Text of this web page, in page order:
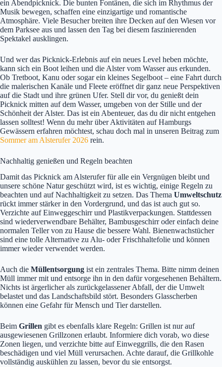
ein Abendpicknick. Die bunten Fontänen, die sich im Rhythmus der
Musik bewegen, schaffen eine einzigartige und romantische
Atmosphäre. Viele Besucher breiten ihre Decken auf den Wiesen vor
dem Parksee aus und lassen den Tag bei diesem faszinierenden
Spektakel ausklingen.
Und wer das Picknick-Erlebnis auf ein neues Level heben möchte,
kann sich ein Boot leihen und die Alster vom Wasser aus erkunden.
Ob Tretboot, Kanu oder sogar ein kleines Segelboot – eine Fahrt durch
die malerischen Kanäle und Fleete eröffnet dir ganz neue Perspektiven
auf die Stadt und ihre grünen Ufer. Stell dir vor, du genießt dein
Picknick mitten auf dem Wasser, umgeben von der Stille und der
Schönheit der Alster. Das ist ein Abenteuer, das du dir nicht entgehen
lassen solltest! Wenn du mehr über Aktivitäten auf Hamburgs
Gewässern erfahren möchtest, schau doch mal in unseren Beitrag zum
Sommer am Alsterufer 2026 rein.
Nachhaltig genießen und Regeln beachten
Damit das Picknick am Alsterufer für alle ein Vergnügen bleibt und
unsere schöne Natur geschützt wird, ist es wichtig, einige Regeln zu
beachten und auf Nachhaltigkeit zu setzen. Das Thema Umweltschutz
rückt immer stärker in den Vordergrund, und das ist auch gut so.
Verzichte auf Einweggeschirr und Plastikverpackungen. Stattdessen
sind wiederverwendbare Behälter, Bambusgeschirr oder einfach deine
normalen Teller von zu Hause die bessere Wahl. Bienenwachstücher
sind eine tolle Alternative zu Alu- oder Frischhaltefolie und können
immer wieder verwendet werden.
Auch die Müllentsorgung ist ein zentrales Thema. Bitte nimm deinen
Müll immer mit und entsorge ihn in den dafür vorgesehenen Behältern.
Nichts ist ärgerlicher als zurückgelassener Abfall, der die Umwelt
belastet und das Landschaftsbild stört. Besonders Glasscherben
können eine Gefahr für Mensch und Tier darstellen.
Beim Grillen gibt es ebenfalls klare Regeln: Grillen ist nur auf
ausgewiesenen Grillzonen erlaubt. Informiere dich vorab, wo diese
Zonen liegen, und verzichte bitte auf Einweggrills, die den Rasen
beschädigen und viel Müll verursachen. Achte darauf, die Grillkohle
vollständig auskühlen zu lassen, bevor du sie entsorgst.